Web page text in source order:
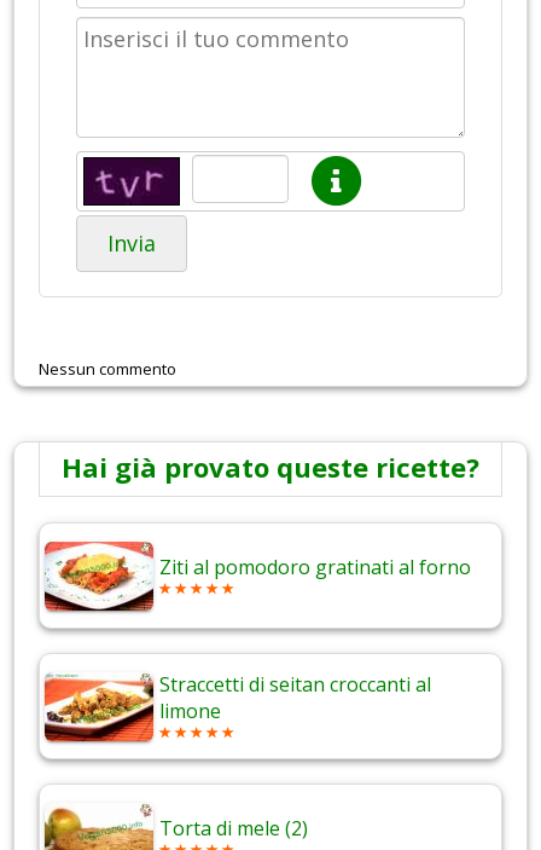
Invia
Nessun commento
Hai già provato queste ricette?
Ziti al pomodoro gratinati al forno
Straccetti di seitan croccanti al
limone
Torta di mele (2)